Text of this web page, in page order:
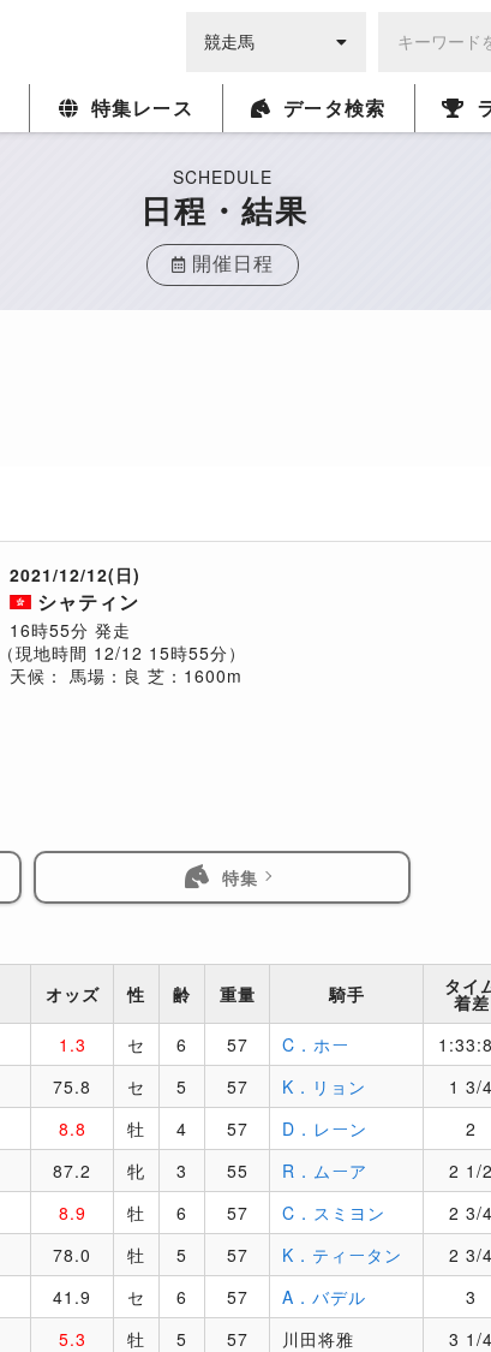
特集レース データ検索
SCHEDULE
日程・結果
開催日程
2021/12/12(日)
シャティン
16時55分 発走
（現地時間 12/12 15時55分）
天候： 馬場：良 芝：1600m
特集
オッズ 性 齢 重量 騎手 タイ
着差
1.3 セ 6 57 C．ホー
75.8 セ 5 57 K．リョン 1 3/4
8.8 牡 4 57 D．レーン 2
87.2 牝 3 55 R．ムーア 2 1/2
8.9 牡 6 57 C．スミヨン 2 3/4
78.0 牡 5 57 K．ティータン 2 3/4
41.9 セ 6 57 A．バデル 3
5.3 牡 5 57 川田将雅 3 1/4